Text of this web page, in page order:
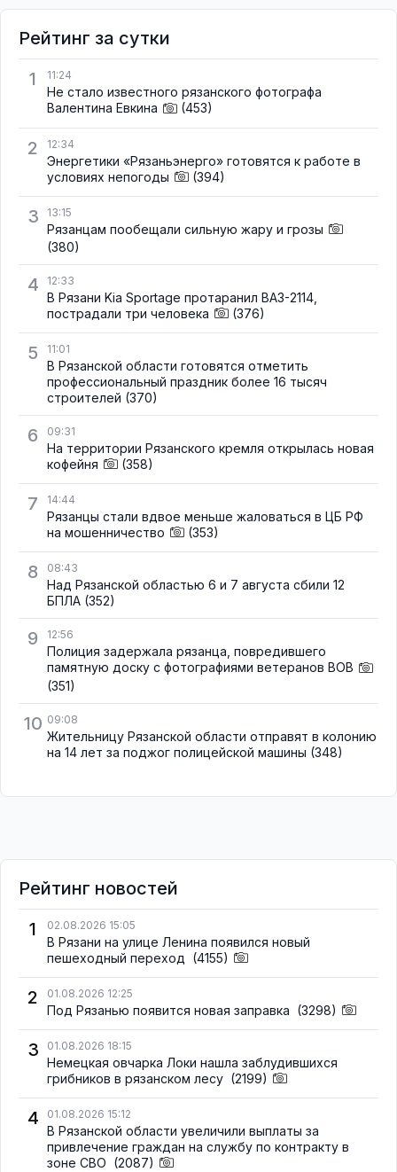
Рейтинг за сутки
1
11:24
Не стало известного рязанского фотографа
Валентина Евкина
(453)
2 12:34
Энергетики «Рязаньэнерго» готовятся к работе в
условиях непогоды
(394)
3 13:15
Рязанцам пообещали сильную жару и грозы
(380)
4 12:33
В Рязани Kia Sportage протаранил ВАЗ-2114,
пострадали три человека
(376)
5 11:01
В Рязанской области готовятся отметить
профессиональный праздник более 16 тысяч
строителей (370)
6 09:31
На территории Рязанского кремля открылась новая
кофейня
(358)
7 14:44
Рязанцы стали вдвое меньше жаловаться в ЦБ РФ
на мошенничество
(353)
8 08:43
Над Рязанской областью 6 и 7 августа сбили 12
БПЛА (352)
9 12:56
Полиция задержала рязанца, повредившего
памятную доску с фотографиями ветеранов ВОВ
(351)
10 09:08
Жительницу Рязанской области отправят в колонию
на 14 лет за поджог полицейской машины (348)
Рейтинг новостей
1
02.08.2026 15:05
В Рязани на улице Ленина появился новый
пешеходный переход (4155)
2 01.08.2026 12:25
Под Рязанью появится новая заправка (3298)
3 01.08.2026 18:15
Немецкая овчарка Локи нашла заблудившихся
грибников в рязанском лесу (2199)
4 01.08.2026 15:12
В Рязанской области увеличили выплаты за
привлечение граждан на службу по контракту в
зоне СВО (2087)